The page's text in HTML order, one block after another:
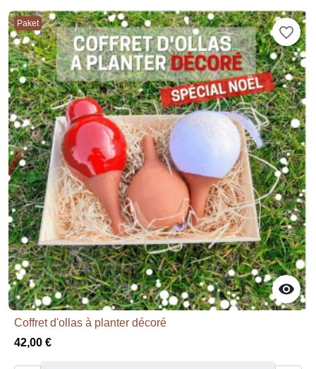
Paket

favorite_border
Coffret d'ollas à planter décoré
42,00 €